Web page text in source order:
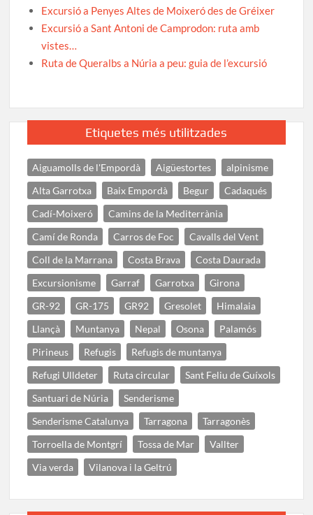
Excursió a Penyes Altes de Moixeró des de Gréixer
Excursió a Sant Antoni de Camprodon: ruta amb
vistes…
Ruta de Queralbs a Núria a peu: guia de l’excursió
Etiquetes més utilitzades
Aiguamolls de l'Empordà Aigüestortes
alpinisme
Alta Garrotxa
Baix Empordà Begur
Cadaqués
Cadí-Moixeró
Camins de la Mediterrània
Camí de Ronda
Carros de Foc
Cavalls del Vent
Coll de la Marrana
Costa Brava
Costa Daurada
Excursionisme
Garraf Garrotxa
Girona
GR-92
GR-175 GR92 Gresolet
Himalaia
Llançà
Muntanya Nepal Osona
Palamós
Pirineus
Refugis
Refugis de muntanya
Refugi Ulldeter
Ruta circular
Sant Feliu de Guíxols
Santuari de Núria
Senderisme
Senderisme Catalunya
Tarragona
Tarragonès
Torroella de Montgrí
Tossa de Mar
Vallter
Via verda
Vilanova i la Geltrú